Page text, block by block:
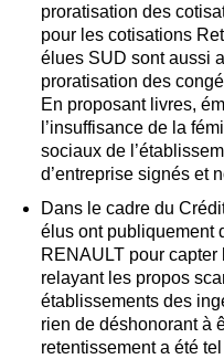
proratisation des
pour les cotisations
élues SUD sont aussi
proratisation des
En proposant livres,
l’insuffisance de la
sociaux de
d’entreprise signés et
Dans le cadre du
élus ont publiquement
RENAULT pour
relayant les propos
établissements des
rien de déshonorant à
retentissement a été